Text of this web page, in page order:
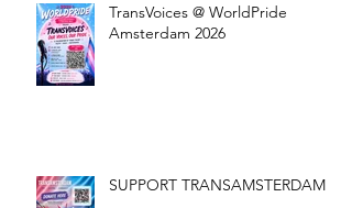
TransVoices @ WorldPride
Amsterdam 2026
SUPPORT TRANSAMSTERDAM